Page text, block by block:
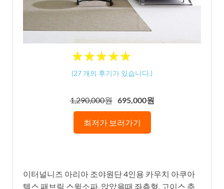
★★★★★
★★★★★
(27 개의 후기가 있습니다.)
1,290,000원 695,000원
최저가 보러가기
이터널니즈 아리아 조야원단 4인용 카우치 아쿠아
텍스 패브릭 스윙소파, 앉았을때 좌측형, 고이스 추